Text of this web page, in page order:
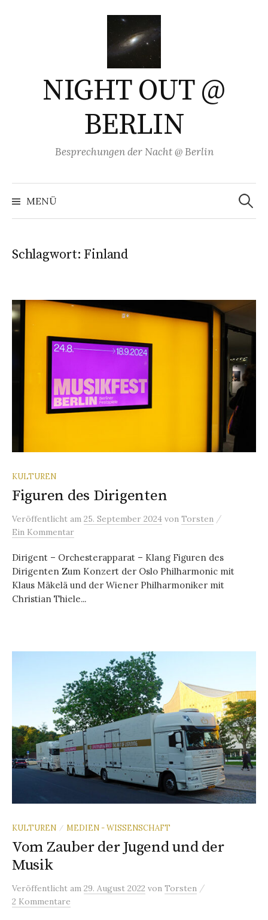
NIGHT OUT @
BERLIN
Besprechungen der Nacht @ Berlin
MENÜ
Suchen
nach:
Schlagwort: Finland
KULTUREN
Figuren des Dirigenten
Veröffentlicht am 25. September 2024 von Torsten /
Ein Kommentar
Dirigent – Orchesterapparat – Klang Figuren des
Dirigenten Zum Konzert der Oslo Philharmonic mit
Klaus Mäkelä und der Wiener Philharmoniker mit
Christian Thiele...
KULTUREN / MEDIEN - WISSENSCHAFT
Vom Zauber der Jugend und der
Musik
Veröffentlicht am 29. August 2022 von Torsten /
2 Kommentare